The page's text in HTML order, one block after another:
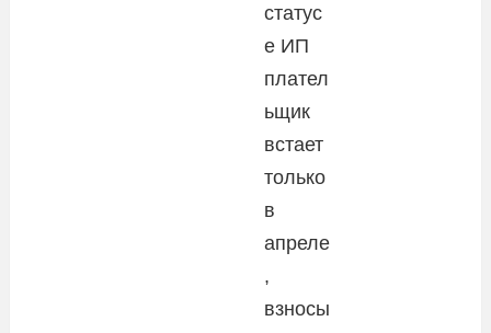
статус
е ИП
плател
ьщик
встает
только
в
апреле
,
взносы